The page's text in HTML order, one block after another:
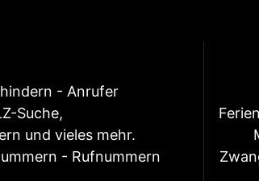
- Anrufer
Suche,
und vieles mehr.
- Rufnummern